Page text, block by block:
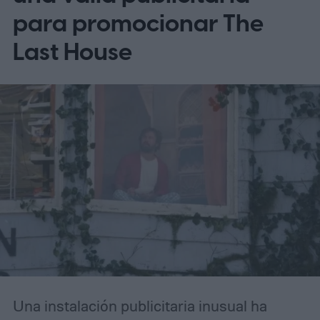
para promocionar The
Last House
Una instalación publicitaria inusual ha